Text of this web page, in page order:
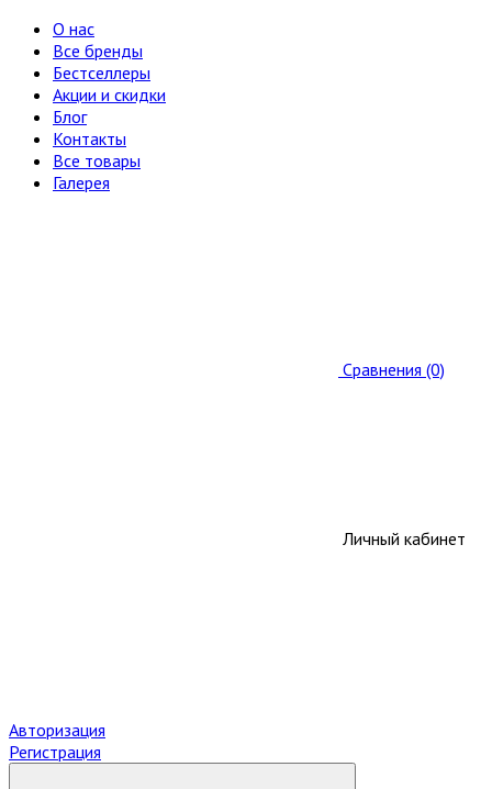
О нас
Все бренды
Бестселлеры
Акции и скидки
Блог
Контакты
Все товары
Галерея
Сравнения (0)
Личный кабинет
Авторизация
Регистрация